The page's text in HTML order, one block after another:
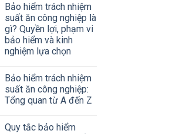
Bảo hiểm trách nhiệm
suất ăn công nghiệp là
gì? Quyền lợi, phạm vi
bảo hiểm và kinh
nghiệm lựa chọn
Bảo hiểm trách nhiệm
suất ăn công nghiệp:
Tổng quan từ A đến Z
Quy tắc bảo hiểm